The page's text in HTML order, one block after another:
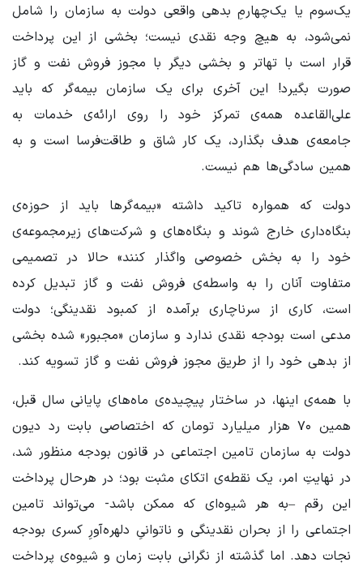
یک‌سوم یا یک‌چهارمِ بدهی واقعی دولت به سازمان را شامل
نمی‌شود، به هیچ وجه نقدی نیست؛ بخشی از این پرداخت
قرار است با تهاتر و بخشی دیگر با مجوز فروش نفت و گاز
صورت بگیرد! این آخری برای یک سازمان بیمه‌گر که باید
علی‌القاعده همه‌ی تمرکز خود را روی ارائه‌ی خدمات به
جامعه‌ی هدف بگذارد، یک کار شاق و طاقت‌فرسا است و به
همین سادگی‌ها هم نیست.
دولت که همواره تاکید داشته «بیمه‌گرها باید از حوزه‌ی
بنگاه‌داری خارج شوند و بنگاه‌های و شرکت‌های زیرمجموعه‌ی
خود را به بخش خصوصی واگذار کنند» حالا در تصمیمی
متفاوت آنان را به واسطه‌ی فروش نفت و گاز تبدیل کرده
است، کاری از سرناچاری برآمده از کمبود نقدینگی؛ دولت
مدعی است بودجه نقدی ندارد و سازمان «مجبور» شده بخشی
از بدهی خود را از طریق مجوز فروش نفت و گاز تسویه کند.
با همه‌ی اینها، در ساختار پیچیده‌ی ماه‌های پایانی سال قبل،
همین ۷۰ هزار میلیارد تومان که اختصاصی بابت رد دیون
دولت به سازمان تامین اجتماعی در قانون بودجه منظور شد،
در نهایتِ امر، یک نقطه‌ی اتکای مثبت بود؛ در هرحال پرداخت
این رقم –به هر شیوه‌ای که ممکن باشد- می‌تواند تامین
اجتماعی را از بحران نقدینگی و ناتوانیِ دلهره‌آورِ کسری بودجه
نجات دهد. اما گذشته از نگرانی بابت زمان و شیوه‌ی پرداخت